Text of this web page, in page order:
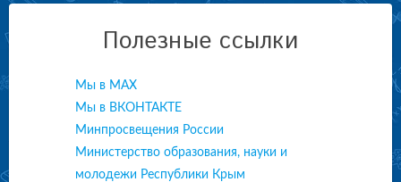
Полезные ссылки
Мы в МАХ
Мы в ВКОНТАКТЕ
Минпросвещения России
Министерство образования, науки и
молодежи Республики Крым